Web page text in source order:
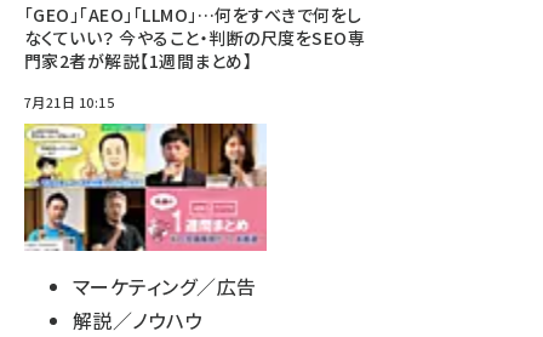
「GEO」「AEO」「LLMO」…何をすべきで何をし
なくていい？ 今やること・判断の尺度をSEO専
門家2者が解説【1週間まとめ】
7月21日 10:15
マーケティング／広告
解説／ノウハウ